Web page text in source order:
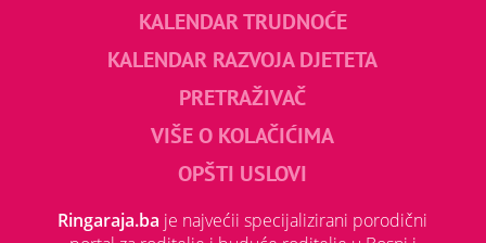
KALENDAR TRUDNOĆE
KALENDAR RAZVOJA DJETETA
PRETRAŽIVAČ
VIŠE O KOLAČIĆIMA
OPŠTI USLOVI
Ringaraja.ba je najvećii specijalizirani porodični